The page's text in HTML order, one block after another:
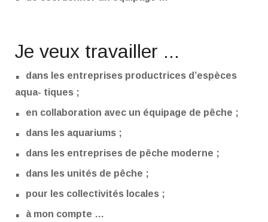
Je veux travailler ...
.
dans les entreprises productrices d’espèces
aqua- tiques ;
. en collaboration avec un équipage de pêche ;
. dans les aquariums ;
. dans les entreprises de pêche moderne ;
. dans les unités de pêche ;
. pour les collectivités locales ;
. à mon compte …